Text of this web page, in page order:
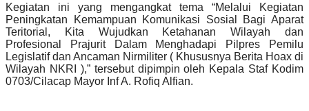
Kegiatan ini yang mengangkat tema “Melalui Kegiatan
Peningkatan Kemampuan Komunikasi Sosial Bagi Aparat
Teritorial, Kita Wujudkan Ketahanan Wilayah dan
Profesional Prajurit Dalam Menghadapi Pilpres Pemilu
Legislatif dan Ancaman Nirmiliter ( Khususnya Berita Hoax di
Wilayah NKRI ),” tersebut dipimpin oleh Kepala Staf Kodim
0703/Cilacap Mayor Inf A. Rofiq Alfian.